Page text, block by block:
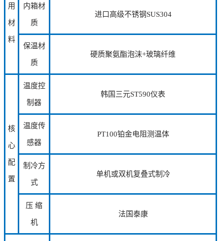
用
材
料
内箱材
质
进口高级不锈钢SUS304
保温材
质
硬质聚氨酯泡沫+玻璃纤维
核
心
配
置
温度控
制器
韩国三元ST590仪表
温度传
感器
PT100铂金电阻测温体
制冷方
式
单机或双机复叠式制冷
压 缩
机
法国泰康